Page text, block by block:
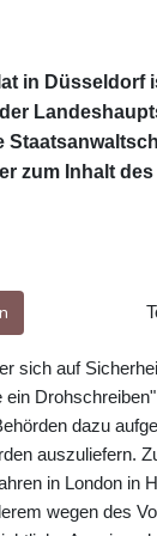
in Düsseldorf
zum Inhalt
sich auf
dazu
auszuliefern.
in London in
wegen des